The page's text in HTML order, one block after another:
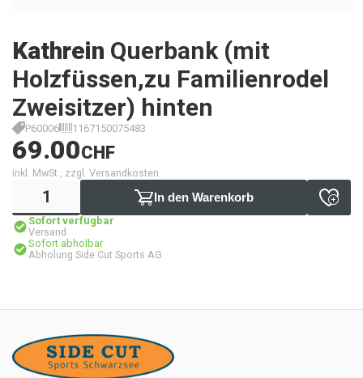
Kathrein Querbank (mit
Holzfüssen,zu Familienrodel
Zweisitzer) hinten
P60006 1167150075483
69.00CHF
inkl. MwSt., zzgl. Versandkosten
In den Warenkorb
Sofort verfügbar
Versand
Sofort abholbar
Abholung Side Cut Sports AG